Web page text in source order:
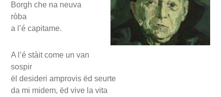
Borgh che na neuva
ròba
a l’é capitame.
A l’é stàit come un van
sospir
ël desideri amprovis ëd seurte
da mi midem, ëd vive la vita